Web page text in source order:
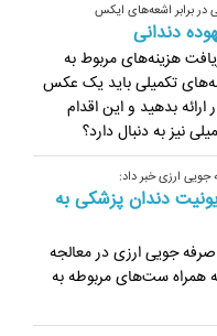
در برابر اشعه‌های ایکس
دندانی
هزینه‌های مربوط به
تکمیلی باید یک عکس
بدهید و این اقدام
نیز به دنبال دارد؟
ارزی خبر داد:
شدن ۱۰۰ یونیت دندان پزشکی به
جویی ارزی در معالجه
پزشکی به همراه ست‌‌های مربوطه به